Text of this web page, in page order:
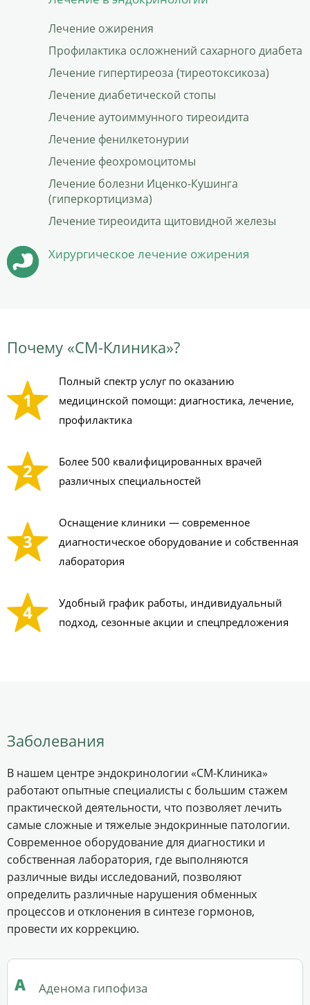
Лечение ожирения
Профилактика осложнений сахарного диабета
Лечение гипертиреоза (тиреотоксикоза)
Лечение диабетической стопы
Лечение аутоиммунного тиреоидита
Лечение фенилкетонурии
Лечение феохромоцитомы
Лечение болезни Иценко-Кушинга
(гиперкортицизма)
Лечение тиреоидита щитовидной железы
Хирургическое лечение ожирения
Почему «СМ-Клиника»?
1
Полный спектр услуг по оказанию
медицинской помощи: диагностика, лечение,
профилактика
2
Более 500 квалифицированных врачей
различных специальностей
3
Оснащение клиники — современное
диагностическое оборудование и собственная
лаборатория
4
Удобный график работы, индивидуальный
подход, сезонные акции и спецпредложения
Заболевания
В нашем центре эндокринологии «СМ-Клиника»
работают опытные специалисты с большим стажем
практической деятельности, что позволяет лечить
самые сложные и тяжелые эндокринные патологии.
Современное оборудование для диагностики и
собственная лаборатория, где выполняются
различные виды исследований, позволяют
определить различные нарушения обменных
процессов и отклонения в синтезе гормонов,
провести их коррекцию.
А
Аденома гипофиза